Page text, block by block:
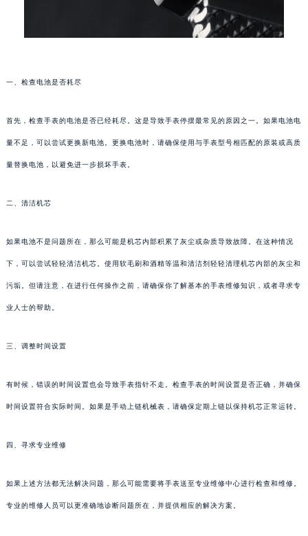
一、检查电池是否耗尽
首先，检查手表的电池是否已经耗尽。这是导致手表停摆最常见的原因之一。如果电池电
量不足，可以尝试更换新电池。更换电池时，请确保使用与手表型号相匹配的原装或高质
量替换电池，以避免进一步损坏手表。
二、清洁机芯
如果电池不是问题所在，那么可能是机芯内部积累了灰尘或杂质导致故障。在这种情况
下，可以尝试轻轻清洁机芯。使用软毛刷和酒精等温和清洁剂轻轻清理机芯内部的灰尘和
污垢。但请注意，在进行任何操作之前，请确保你了解基本的手表维修知识，或者寻求专
业人士的帮助。
三、调整时间设置
有时候，错误的时间设置也会导致手表指针不走。检查手表的时间设置是否正确，并确保
时间设置符合实际时间。如果是手动上链机械表，请确保定期上链以保持机芯正常运转。
四、寻求专业维修
如果上述方法都无法解决问题，那么可能需要将手表送至专业维修中心进行检查和维修。
专业的维修人员可以更准确地诊断问题所在，并提供相应的解决方案。